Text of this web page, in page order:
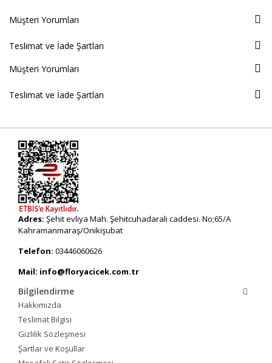
Müşteri Yorumları
Teslimat ve İade Şartları
Müşteri Yorumları
Teslimat ve İade Şartları
Adres: Şehit evliya Mah. Şehitcuhadarali caddesi. No;65/A
Kahramanmaraş/Onikişubat
Telefon: 03446060626
Mail: info@floryacicek.com.tr
Bilgilendirme
Hakkımızda
Teslimat Bilgisi
Gizlilik Sözleşmesi
Şartlar ve Koşullar